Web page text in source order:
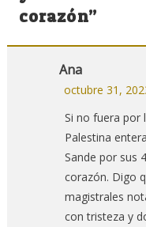
corazón”
Ana
octubre 31,
Si no fuera por
Palestina
Sande por sus
corazón. Digo
magistrales
con tristeza y